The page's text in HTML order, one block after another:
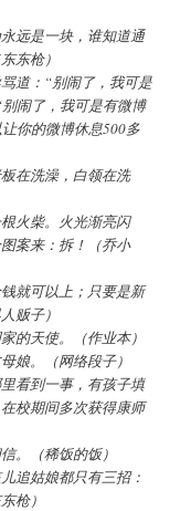
远是一块，谁知道通
东枪）
道：“别闹了，我可是
闹了，我可是有微博
你的微博休息500多
在洗澡，白领在洗
火柴。火光渐亮闪
案来：拆！（乔小
就可以上；只要是新
贩子）
的天使。（作业本）
娘。（网络段子）
看到一事，有孩子填
校期间多次获得康师
。（稀饭的饭）
追姑娘都只有三招：
枪）